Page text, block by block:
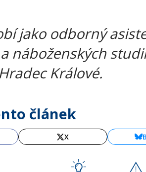
jako odborný
náboženských
Králové.
článek
X